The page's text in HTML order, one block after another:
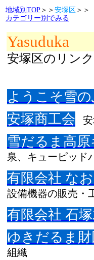
地域別TOP ＞＞ 安塚区 ＞＞
カテゴリー別でみる
Yasuduka
安塚区のリン
ようこそ雪
安塚商工会
雪だるま高
泉、キューピッド
有限会社 な
設備機器の販売・
有限会社 石
ゆきだるま財
組織